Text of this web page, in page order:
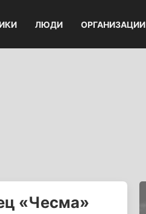
ЛЮДИ ОРГАНИЗАЦИИ
«Чесма»